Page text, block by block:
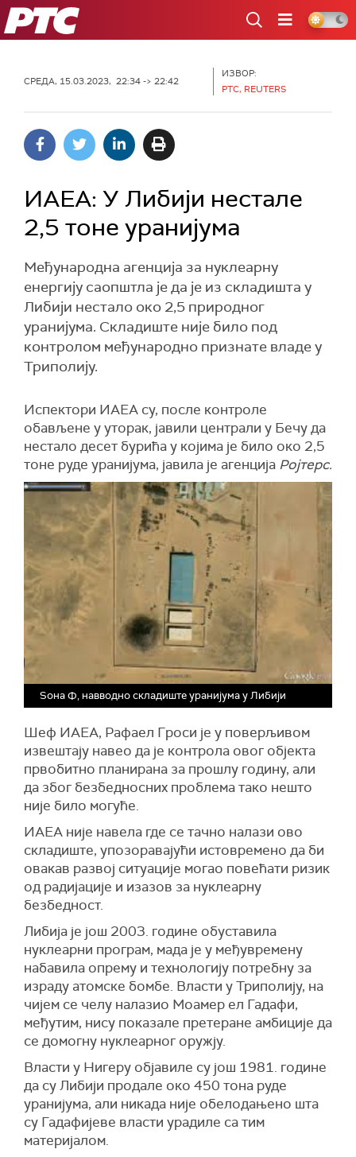
РТС
СРЕДА, 15.03.2023, 22:34 -> 22:42
ИЗВОР:
РТС, REUTERS
ИАЕА: У Либији нестале
2,5 тоне уранијума
Међународна агенција за нуклеарну
енергију саопштла је да је из складишта у
Либији нестало око 2,5 природног
уранијума. Складиште није било под
контролом међународно признате владе у
Триполију.
Испектори ИАЕА су, после контроле
обављене у уторак, јавили централи у Бечу да
нестало десет бурића у којима је било око 2,5
тоне руде уранијума, јавила је агенција Ројтерс.
Ѕона Ф, навводно складиште уранијума у Либији
Шеф ИАЕА, Рафаел Гроси је у поверљивом
извештају навео да је контрола овог објекта
првобитно планирана за прошлу годину, али
да због безбедносних проблема тако нешто
није било могуће.
ИАЕА није навела где се тачно налази ово
складиште, упозоравајући истовремено да би
овакав развој ситуације могао повећати ризик
од радијације и изазов за нуклеарну
безбедност.
Либија је још 2003. године обуставила
нуклеарни програм, мада је у међувремену
набавила опрему и технологију потребну за
израду атомске бомбе. Власти у Триполију, на
чијем се челу налазио Моамер ел Гадафи,
међутим, нису показале претеране амбиције да
се домогну нуклеарног оружју.
Власти у Нигеру објавиле су још 1981. године
да су Либији продале око 450 тона руде
уранијума, али никада није обелодањено шта
су Гадафијеве власти урадиле са тим
материјалом.